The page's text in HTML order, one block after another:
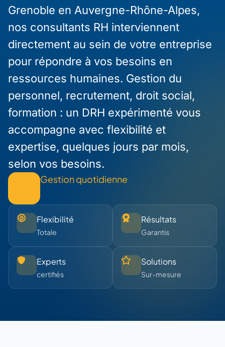
Grenoble en Auvergne-Rhône-Alpes,
nos consultants RH interviennent
directement au sein de votre entreprise
pour répondre à vos besoins en
ressources humaines. Gestion du
personnel, recrutement, droit social,
formation : un DRH expérimenté vous
accompagne avec flexibilité et
expertise, quelques jours par mois,
selon vos besoins.
Gestion quotidienne
Flexibilité
Totale
Résultats
Garantis
Experts
certifiés
Solutions
Sur-mesure